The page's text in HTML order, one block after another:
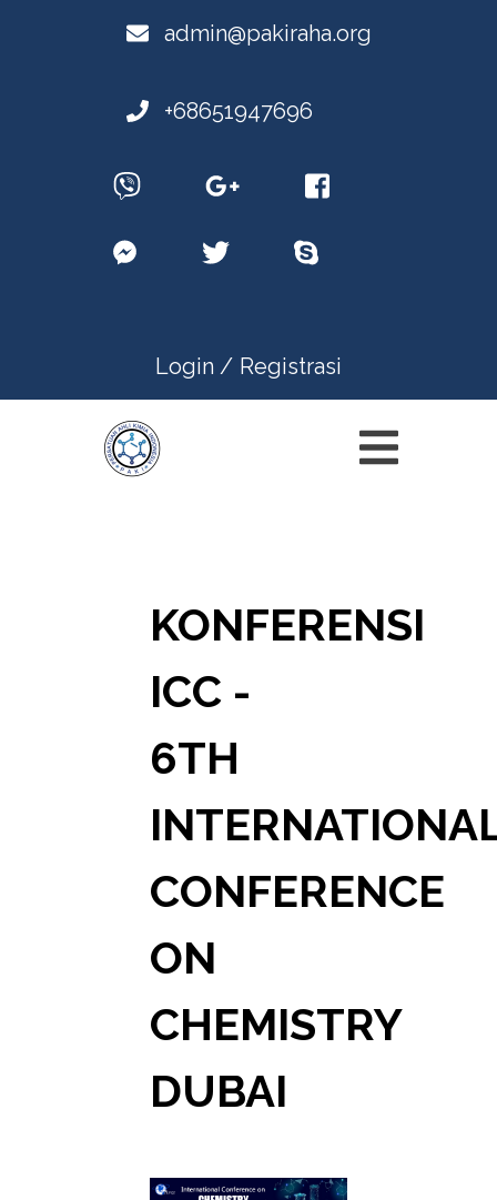
admin@pakiraha.org
+68651947696
Login / Registrasi
KONFERENSI
ICC -
6TH
CONFERENCE
ON
CHEMISTRY
DUBAI